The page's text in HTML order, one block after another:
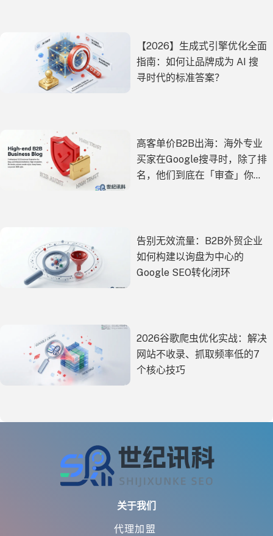
【2026】生成式引擎优化全面
指南：如何让品牌成为 AI 搜
寻时代的标准答案？
高客单价B2B出海：海外专业
买家在Google搜寻时，除了排
名，他们到底在「审查」你的
告别无效流量：B2B外贸企业
如何构建以询盘为中心的
Google SEO转化闭环
2026谷歌爬虫优化实战：解决
网站不收录、抓取频率低的7
个核心技巧
关于我们
代理加盟